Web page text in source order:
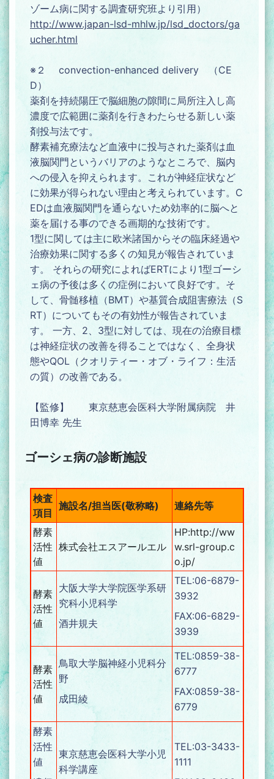
ゾーム病に関する調査研究班より引用）
http://www.japan-lsd-mhlw.jp/lsd_doctors/ga
ucher.html
※２ convection-enhanced delivery （CE
D）
薬剤を持続陽圧で脳細胞の隙間に局所注入し高
濃度で広範囲に薬剤を行きわたらせる新しい薬
剤投与法です。
酵素補充療法など血液中に投与された薬剤は血
液脳関門というバリアのようなところで、脳内
への侵入を抑えられます。これが神経症状など
に効果が得られない理由と考えられています。C
EDは血液脳関門を通らないため効率的に脳へと
薬を届ける事のできる画期的な技術です。
1型に関しては主に欧米諸国からその臨床経過や
治療効果に関する多くの知見が報告されていま
す。 それらの研究によればERTにより1型ゴーシ
ェ病の予後は多くの症例において良好です。そ
して、骨髄移植（BMT）や基質合成阻害療法（S
RT）についてもその有効性が報告されていま
す。 一方、2、3型に対しては、現在の治療目標
は神経症状の改善を得ることではなく、全身状
態やQOL（クオリティー・オブ・ライフ：生活
の質）の改善である。
【監修】 東京慈恵会医科大学附属病院 井
田博幸 先生
ゴーシェ病の診断施設
検査
項目
施設名/担当医(敬称略) 連絡先等
酵素
活性
値
株式会社エスアールエル
HP:http://ww
w.srl-group.c
o.jp/
酵素
活性
値
大阪大学大学院医学系研
究科小児科学
酒井規夫
TEL:06-6879-
3932
FAX:06-6829-
3939
酵素
活性
値
鳥取大学脳神経小児科分
野
成田綾
TEL:0859-38-
6777
FAX:0859-38-
6779
酵素
活性
値
東京慈恵会医科大学小児
科学講座
TEL:03-3433-
1111